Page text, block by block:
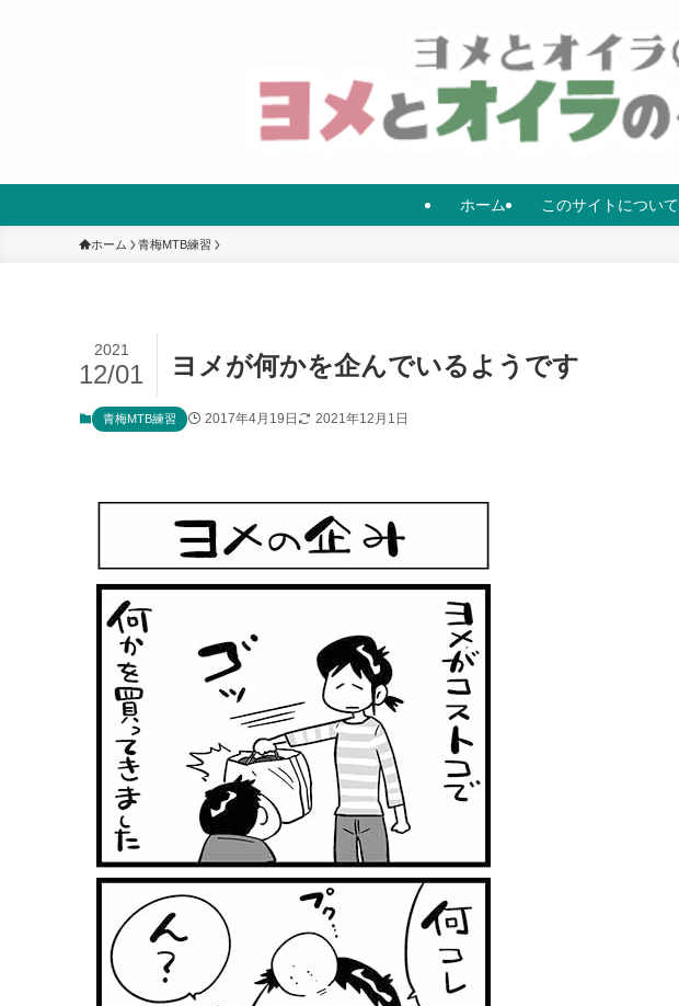
ホーム このサイトについて
ホーム 青梅MTB練習
ヨメが何かを企んでいるようです
2021
12/01
青梅MTB練習 2017年4月19日 2021年12月1日